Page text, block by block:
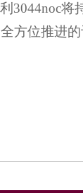
3044noc将
方位推进